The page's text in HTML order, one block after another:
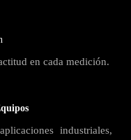
en cada medición.
industriales,